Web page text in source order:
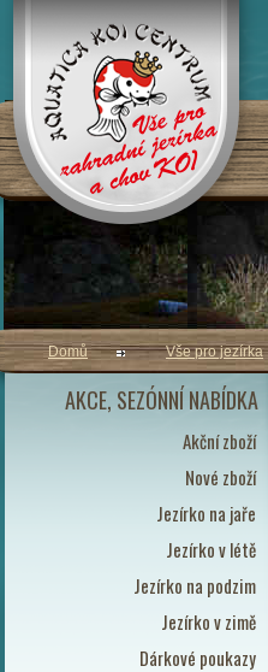
AKCE, SEZÓNNÍ NABÍDKA
Akční zboží
Nové zboží
Jezírko na jaře
Jezírko v létě
Jezírko na podzim
Jezírko v zimě
Dárkové poukazy
Domů Vše pro jezírka